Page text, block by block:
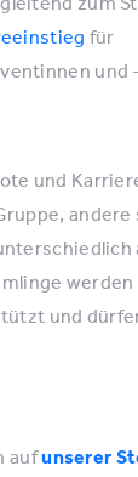
für
und
und
und
aufunserer